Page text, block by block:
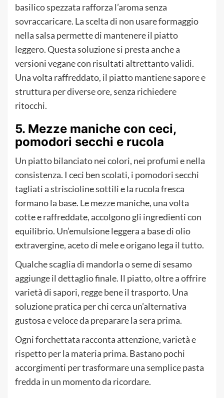
basilico spezzata rafforza l’aroma senza
sovraccaricare. La scelta di non usare formaggio
nella salsa permette di mantenere il piatto
leggero. Questa soluzione si presta anche a
versioni vegane con risultati altrettanto validi.
Una volta raffreddato, il piatto mantiene sapore e
struttura per diverse ore, senza richiedere
ritocchi.
5. Mezze maniche con ceci,
pomodori secchi e rucola
Un piatto bilanciato nei colori, nei profumi e nella
consistenza. I ceci ben scolati, i pomodori secchi
tagliati a striscioline sottili e la rucola fresca
formano la base. Le mezze maniche, una volta
cotte e raffreddate, accolgono gli ingredienti con
equilibrio. Un’emulsione leggera a base di olio
extravergine, aceto di mele e origano lega il tutto.
Qualche scaglia di mandorla o seme di sesamo
aggiunge il dettaglio finale. Il piatto, oltre a offrire
varietà di sapori, regge bene il trasporto. Una
soluzione pratica per chi cerca un’alternativa
gustosa e veloce da preparare la sera prima.
Ogni forchettata racconta attenzione, varietà e
rispetto per la materia prima. Bastano pochi
accorgimenti per trasformare una semplice pasta
fredda in un momento da ricordare.